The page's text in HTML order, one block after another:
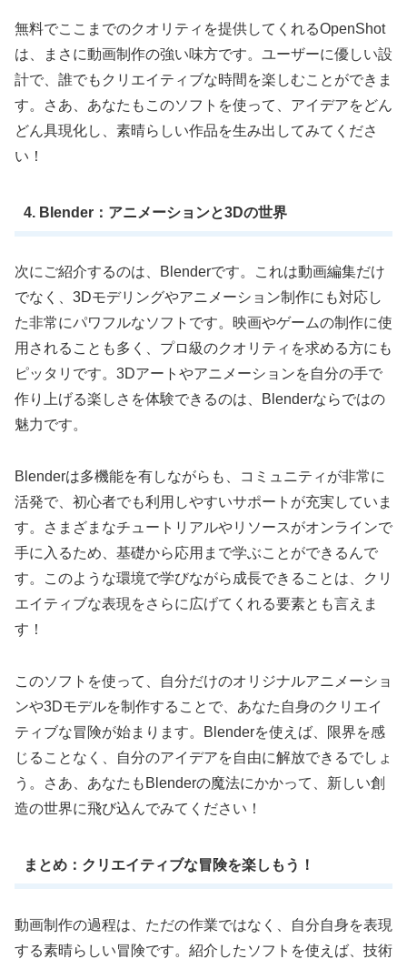
無料でここまでのクオリティを提供してくれるOpenShot
は、まさに動画制作の強い味方です。ユーザーに優しい設
計で、誰でもクリエイティブな時間を楽しむことができま
す。さあ、あなたもこのソフトを使って、アイデアをどん
どん具現化し、素晴らしい作品を生み出してみてくださ
い！
4. Blender：アニメーションと3Dの世界
次にご紹介するのは、Blenderです。これは動画編集だけ
でなく、3Dモデリングやアニメーション制作にも対応し
た非常にパワフルなソフトです。映画やゲームの制作に使
用されることも多く、プロ級のクオリティを求める方にも
ピッタリです。3Dアートやアニメーションを自分の手で
作り上げる楽しさを体験できるのは、Blenderならではの
魅力です。
Blenderは多機能を有しながらも、コミュニティが非常に
活発で、初心者でも利用しやすいサポートが充実していま
す。さまざまなチュートリアルやリソースがオンラインで
手に入るため、基礎から応用まで学ぶことができるんで
す。このような環境で学びながら成長できることは、クリ
エイティブな表現をさらに広げてくれる要素とも言えま
す！
このソフトを使って、自分だけのオリジナルアニメーショ
ンや3Dモデルを制作することで、あなた自身のクリエイ
ティブな冒険が始まります。Blenderを使えば、限界を感
じることなく、自分のアイデアを自由に解放できるでしょ
う。さあ、あなたもBlenderの魔法にかかって、新しい創
造の世界に飛び込んでみてください！
まとめ：クリエイティブな冒険を楽しもう！
動画制作の過程は、ただの作業ではなく、自分自身を表現
する素晴らしい冒険です。紹介したソフトを使えば、技術